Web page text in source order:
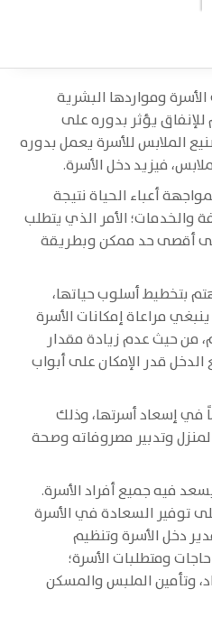
الأسرة ومواردها البشرية
للإنفاق يؤثر بدوره على
الملابس للأسرة يعمل بدوره
فيزيد دخل الأسرة.
أعباء الحياة نتيجة
والخدمات؛ الأمر الذي يتطلب
إلى أقصى حد ممكن وبطريقة
بتخطيط أسلوب حياتها،
مراعاة إمكانات الأسرة
من حيث عدم زيادة مقدار
قدر الإمكان على أبواب
في إسعاد أسرتها، وذلك
وتدبير مصروفاته وصحة
فيه جميع أفراد الأسرة.
توفير السعادة في الأسرة
دخل الأسرة وتنظيم
ومتطلبات الأسرة؛
وتأمين الملبس والمسكن